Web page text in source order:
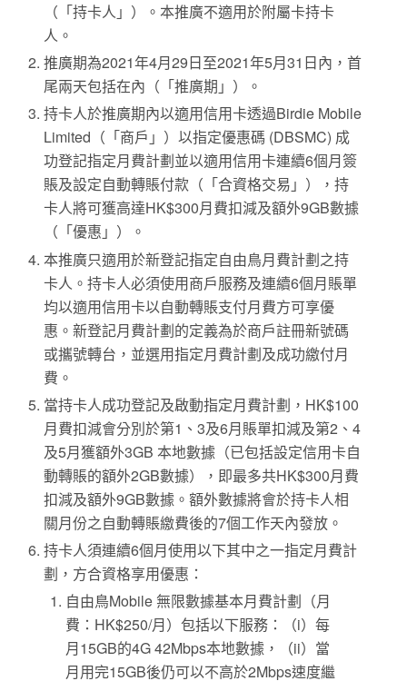
（「持卡人」）。本推廣不適用於附屬卡持卡
人。
推廣期為2021年4月29日至2021年5月31日內，首
尾兩天包括在內（「推廣期」）。
持卡人於推廣期內以適用信用卡透過Birdie Mobile
Limited（「商戶」）以指定優惠碼 (DBSMC) 成
功登記指定月費計劃並以適用信用卡連續6個月簽
賬及設定自動轉賬付款（「合資格交易」），持
卡人將可獲高達HK$300月費扣減及額外9GB數據
（「優惠」）。
本推廣只適用於新登記指定自由鳥月費計劃之持
卡人。持卡人必須使用商戶服務及連續6個月賬單
均以適用信用卡以自動轉賬支付月費方可享優
惠。新登記月費計劃的定義為於商戶註冊新號碼
或攜號轉台，並選用指定月費計劃及成功繳付月
費。
當持卡人成功登記及啟動指定月費計劃，HK$100
月費扣減會分別於第1、3及6月賬單扣減及第2、4
及5月獲額外3GB 本地數據（已包括設定信用卡自
動轉賬的額外2GB數據），即最多共HK$300月費
扣減及額外9GB數據。額外數據將會於持卡人相
關月份之自動轉賬繳費後的7個工作天內發放。
持卡人須連續6個月使用以下其中之一指定月費計
劃，方合資格享用優惠：
自由鳥Mobile 無限數據基本月費計劃（月
費：HK$250/月）包括以下服務：（i）每
月15GB的4G 42Mbps本地數據，（ii）當
月用完15GB後仍可以不高於2Mbps速度繼